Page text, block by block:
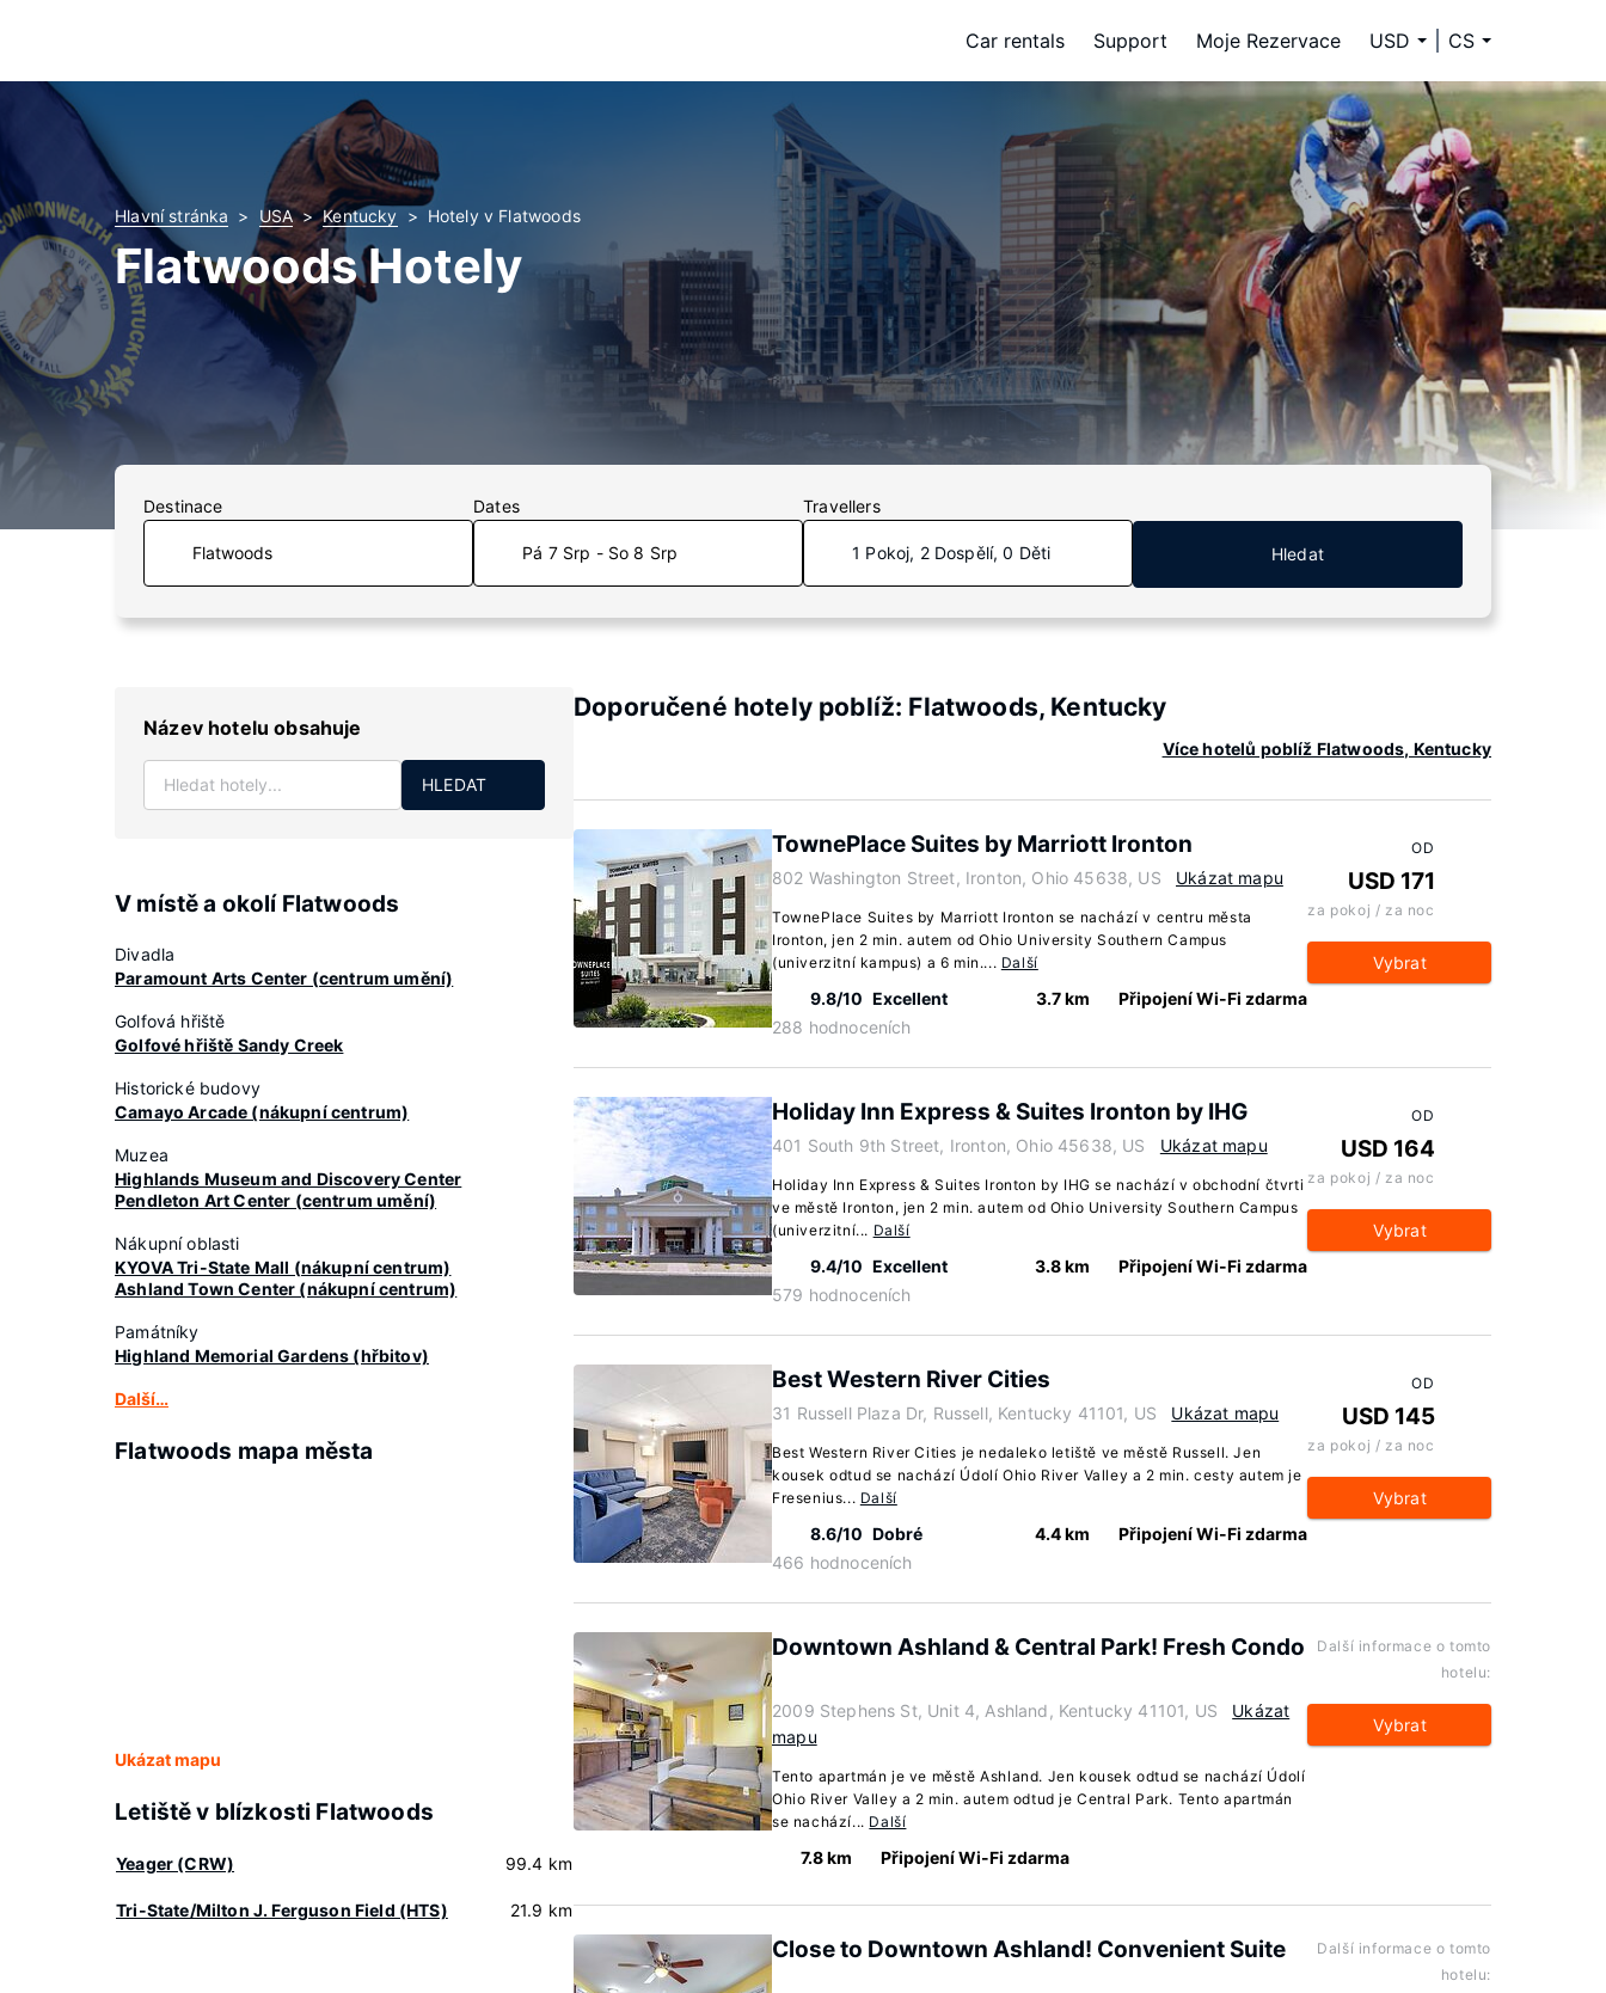
Car rentals Support Moje Rezervace USD CS
Hlavní stránka USA Kentucky Hotely v Flatwoods
Flatwoods Hotely
Destinace Dates
Pá 7 Srp - So 8 Srp
Travellers
1 Pokoj, 2 Dospělí, 0 Děti Hledat
Název hotelu obsahuje
HLEDAT
V místě a okolí Flatwoods
Divadla
Paramount Arts Center (centrum umění)
Golfová hřiště
Golfové hřiště Sandy Creek
Historické budovy
Camayo Arcade (nákupní centrum)
Muzea
Highlands Museum and Discovery Center
Pendleton Art Center (centrum umění)
Nákupní oblasti
KYOVA Tri-State Mall (nákupní centrum)
Ashland Town Center (nákupní centrum)
Památníky
Highland Memorial Gardens (hřbitov)
Další…
Flatwoods mapa města
Ukázat mapu
Letiště v blízkosti Flatwoods
Yeager (CRW) 99.4 km
Tri-State/Milton J. Ferguson Field (HTS) 21.9 km
Doporučené hotely poblíž: Flatwoods, Kentucky
Více hotelů poblíž Flatwoods, Kentucky
TownePlace Suites by Marriott Ironton
802 Washington Street, Ironton, Ohio 45638, US Ukázat mapu
TownePlace Suites by Marriott Ironton se nachází v centru města
Ironton, jen 2 min. autem od Ohio University Southern Campus
(univerzitní kampus) a 6 min.... Další
9.8/10 Excellent
288 hodnoceních
3.7 km Připojení Wi-Fi zdarma
OD
USD 171
za pokoj / za noc
Vybrat
Holiday Inn Express & Suites Ironton by IHG
401 South 9th Street, Ironton, Ohio 45638, US Ukázat mapu
Holiday Inn Express & Suites Ironton by IHG se nachází v obchodní čtvrti
ve městě Ironton, jen 2 min. autem od Ohio University Southern Campus
(univerzitní... Další
9.4/10 Excellent
579 hodnoceních
3.8 km Připojení Wi-Fi zdarma
OD
USD 164
za pokoj / za noc
Vybrat
Best Western River Cities
31 Russell Plaza Dr, Russell, Kentucky 41101, US Ukázat mapu
Best Western River Cities je nedaleko letiště ve městě Russell. Jen
kousek odtud se nachází Údolí Ohio River Valley a 2 min. cesty autem je
Fresenius... Další
8.6/10 Dobré
466 hodnoceních
4.4 km Připojení Wi-Fi zdarma
OD
USD 145
za pokoj / za noc
Vybrat
Downtown Ashland & Central Park! Fresh Condo
2009 Stephens St, Unit 4, Ashland, Kentucky 41101, US
Ukázat
mapu
Tento apartmán je ve městě Ashland. Jen kousek odtud se nachází Údolí
Ohio River Valley a 2 min. autem odtud je Central Park. Tento apartmán
se nachází... Další
7.8 km Připojení Wi-Fi zdarma
Další informace o tomto
hotelu:
Vybrat
Close to Downtown Ashland! Convenient Suite
Další informace o tomto
hotelu: